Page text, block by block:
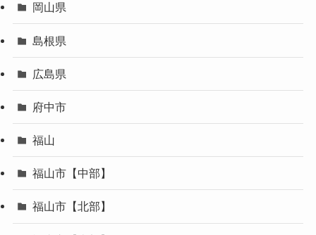
岡山県
島根県
広島県
府中市
福山
福山市【中部】
福山市【北部】